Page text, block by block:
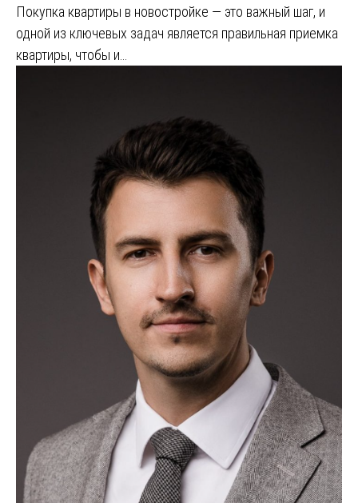
Покупка квартиры в новостройке — это важный шаг, и
одной из ключевых задач является правильная приемка
квартиры, чтобы и…